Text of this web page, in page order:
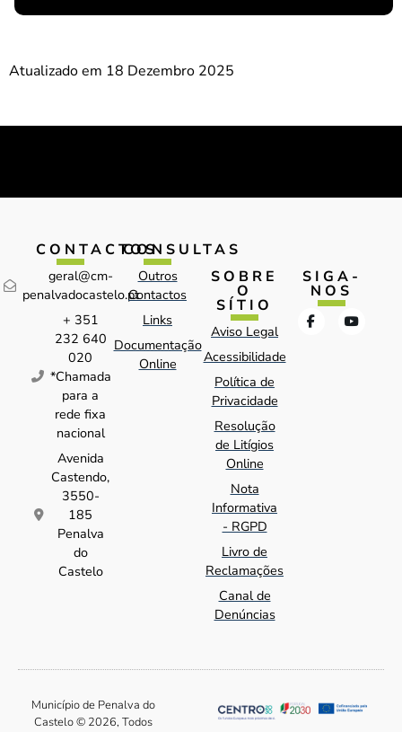
Atualizado em 18 Dezembro 2025
CONTACTOS
geral@cm-
penalvadocastelo.pt
+ 351
232 640
020
*Chamada
para a
rede fixa
nacional
Avenida
Castendo,
3550-
185
Penalva
do
Castelo
CONSULTAS
Outros
Contactos
Links
Documentação
Online
SOBRE
O
SÍTIO
Aviso Legal
Acessibilidade
Política de
Privacidade
Resolução
de Litígios
Online
Nota
Informativa
- RGPD
Livro de
Reclamações
Canal de
Denúncias
SIGA-
NOS
Município de Penalva do
Castelo © 2026, Todos